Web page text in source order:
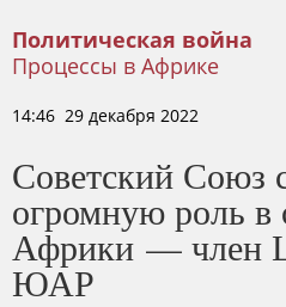
Политическая война
Процессы в Африке
14:46 29 декабря 2022
Советский Союз
огромную роль в
Африки — член
ЮАР